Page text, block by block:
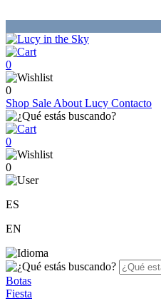
0
0
Shop Sale About Lucy Contacto
0
0
ES
EN
Botas
Fiesta